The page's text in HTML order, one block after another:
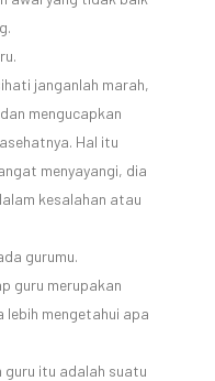
janganlah marah,
mengucapkan
Hal itu
menyayangi, dia
kesalahan atau
gurumu.
guru merupakan
lebih mengetahui apa
itu adalah suatu